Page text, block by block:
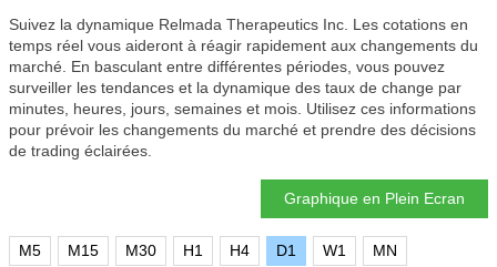
Suivez la dynamique Relmada Therapeutics Inc. Les cotations en
temps réel vous aideront à réagir rapidement aux changements du
marché. En basculant entre différentes périodes, vous pouvez
surveiller les tendances et la dynamique des taux de change par
minutes, heures, jours, semaines et mois. Utilisez ces informations
pour prévoir les changements du marché et prendre des décisions
de trading éclairées.
Graphique en Plein Ecran
M5 M15 M30 H1 H4 D1 W1 MN